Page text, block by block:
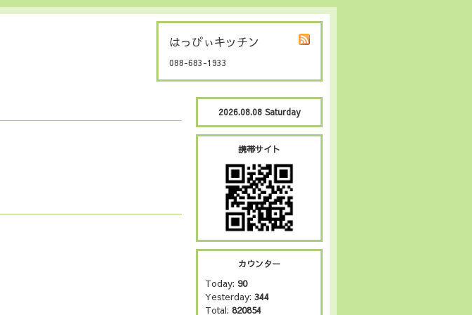
はっぴぃキッチン
088-683-1933
2026.08.08 Saturday
携帯サイト
カウンター
Today: 90
Yesterday: 344
Total: 820854